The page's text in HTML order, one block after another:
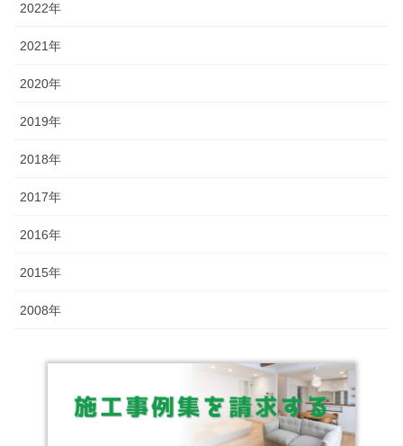
2022年
2021年
2020年
2019年
2018年
2017年
2016年
2015年
2008年